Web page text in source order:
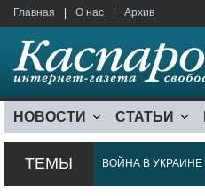
Главная О нас Архив
НОВОСТИ СТАТЬИ
ТЕМЫ ВОЙНА В УКРАИНЕ